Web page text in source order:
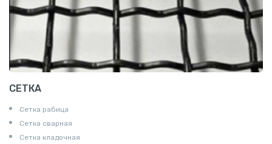
СЕТКА
Сетка рабица
Сетка сварная
Сетка кладочная